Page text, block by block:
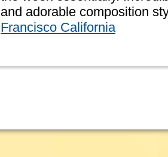
and adorable composition
Francisco California